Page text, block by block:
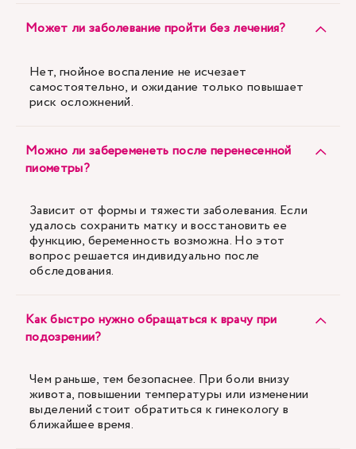
Может ли заболевание пройти без лечения?
Нет, гнойное воспаление не исчезает
самостоятельно, и ожидание только повышает
риск осложнений.
Можно ли забеременеть после перенесенной
пиометры?
Зависит от формы и тяжести заболевания. Если
удалось сохранить матку и восстановить ее
функцию, беременность возможна. Но этот
вопрос решается индивидуально после
обследования.
Как быстро нужно обращаться к врачу при
подозрении?
Чем раньше, тем безопаснее. При боли внизу
живота, повышении температуры или изменении
выделений стоит обратиться к гинекологу в
ближайшее время.